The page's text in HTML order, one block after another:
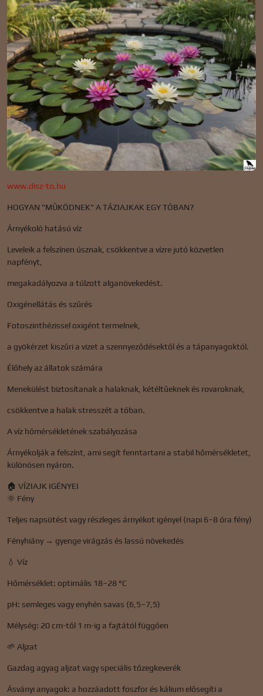
www.disz-to.hu
HOGYAN "MŰKÖDNEK" A TÁZIAJKAK EGY TÓBAN?
Árnyékoló hatású víz
Leveleik a felszínen úsznak, csökkentve a vízre jutó közvetlen
napfényt,
megakadályozva a túlzott alganövekedést.
Oxigénellátás és szűrés
Fotoszinthézissel oxigént termelnek,
a gyökérzet kiszűri a vizet a szennyeződésektől és a tápanyagoktól.
Élőhely az állatok számára
Menekülést biztosítanak a halaknak, kétéltűeknek és rovaroknak,
csökkentve a halak stresszét a tóban.
A víz hőmérsékletének szabályozása
Árnyékolják a felszínt, ami segít fenntartani a stabil hőmérsékletet,
különösen nyáron.
🏠 VÍZIAJK IGÉNYEI
🌞 Fény
Teljes napsütést vagy részleges árnyékot igényel (napi 6–8 óra fény)
Fényhiány → gyenge virágzás és lassú növekedés
💧 Víz
Hőmérséklet: optimális 18–28 °C
pH: semleges vagy enyhén savas (6,5–7,5)
Mélység: 20 cm-től 1 m-ig a fajtától függően
🌱 Aljzat
Gazdag agyag aljzat vagy speciális tőzegkeverék
Ásványi anyagok: a hozzáadott foszfor és kálium elősegíti a